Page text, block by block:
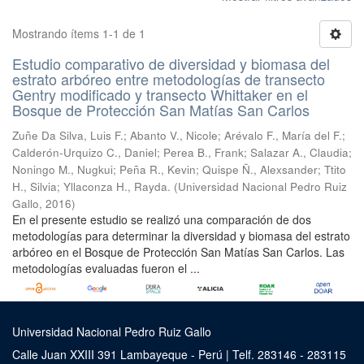
Mostrando ítems 1-1 de 1
Estudio comparativo de diversidad y biomasa del
estrato arbóreo entre metodologías de transecto
Gentry modificado y transecto Whittaker en el
Bosque de Protección San Matías San Carlos
Zuñe Da Silva, Luis F.; Abanto V., Nicole; Arévalo F., María del F.;
Calderón-Urquizo C., Daniel; Perea B., Frank; Salazar A., Claudia;
Noningo M., Nugkui; Peña R., Kevin; Quispe Ñ., Alexsander; Ttito
H., Silvia; Yllaconza H., Rayda. (Universidad Nacional Pedro Ruiz
Gallo, 2016)
En el presente estudio se realizó una comparación de dos
metodologías para determinar la diversidad y biomasa del estrato
arbóreo en el Bosque de Protección San Matías San Carlos. Las
metodologías evaluadas fueron el ...
Universidad Nacional Pedro Ruiz Gallo
Calle Juan XXIII 391 Lambayeque - Perú | Telf. 283146 - 283115